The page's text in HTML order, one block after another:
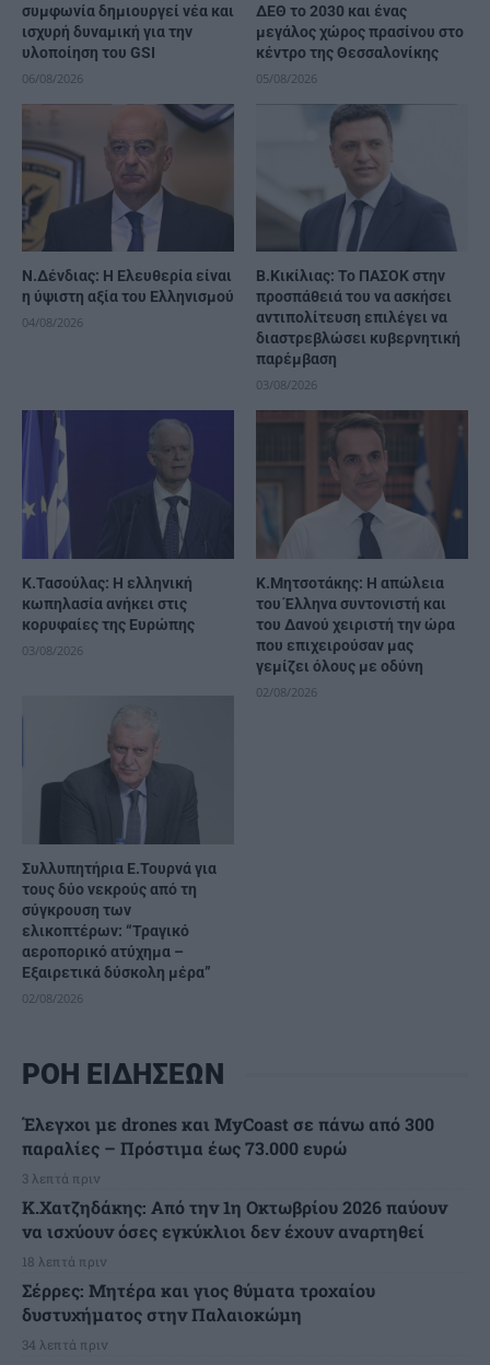
συμφωνία δημιουργεί νέα και
ισχυρή δυναμική για την
υλοποίηση του GSI
06/08/2026
ΔΕΘ το 2030 και ένας
μεγάλος χώρος πρασίνου στο
κέντρο της Θεσσαλονίκης
05/08/2026
Ν.Δένδιας: Η Ελευθερία είναι
η ύψιστη αξία του Ελληνισμού
04/08/2026
Β.Κικίλιας: Το ΠΑΣΟΚ στην
προσπάθειά του να ασκήσει
αντιπολίτευση επιλέγει να
διαστρεβλώσει κυβερνητική
παρέμβαση
03/08/2026
Κ.Τασούλας: Η ελληνική
κωπηλασία ανήκει στις
κορυφαίες της Ευρώπης
03/08/2026
Κ.Μητσοτάκης: Η απώλεια
του Έλληνα συντονιστή και
του Δανού χειριστή την ώρα
που επιχειρούσαν μας
γεμίζει όλους με οδύνη
02/08/2026
Συλλυπητήρια Ε.Τουρνά για
τους δύο νεκρούς από τη
σύγκρουση των
ελικοπτέρων: “Τραγικό
αεροπορικό ατύχημα –
Eξαιρετικά δύσκολη μέρα”
02/08/2026
ΡΟΗ ΕΙΔΗΣΕΩΝ
Έλεγχοι με drones και MyCoast σε πάνω από 300
παραλίες – Πρόστιμα έως 73.000 ευρώ
3 λεπτά πριν
Κ.Χατζηδάκης: Από την 1η Οκτωβρίου 2026 παύουν
να ισχύουν όσες εγκύκλιοι δεν έχουν αναρτηθεί
18 λεπτά πριν
Σέρρες: Μητέρα και γιος θύματα τροχαίου
δυστυχήματος στην Παλαιοκώμη
34 λεπτά πριν